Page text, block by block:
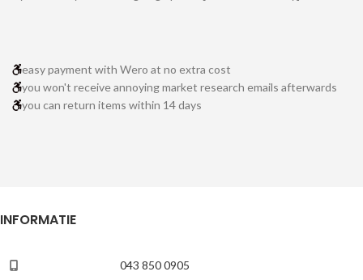
easy payment with Wero at no extra cost
you won't receive annoying market research emails afterwards
you can return items within 14 days
INFORMATIE
043 850 0905